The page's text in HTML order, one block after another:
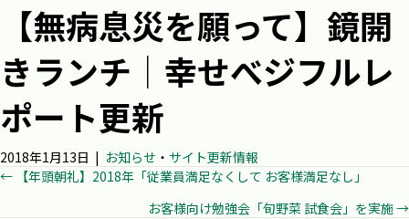
【無病息災を願って】鏡開
きランチ│幸せべジフルレ
ポート更新
2018年1月13日 | お知らせ ・ サイト更新情報
Posts
← 【年頭朝礼】2018年「従業員満足なくして お客様満足なし」
お客様向け勉強会「旬野菜 試食会」を実施 →